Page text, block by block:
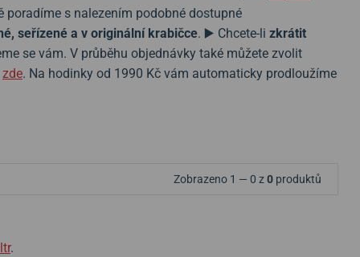
poradíme s nalezením podobné dostupné
seřízené a v originální krabičce. ▶️ Chcete-li zkrátit
se vám. V průběhu objednávky také můžete zvolit
zde. Na hodinky od 1990 Kč vám automaticky prodloužíme
Zobrazeno 1 — 0 z0 produktů
.